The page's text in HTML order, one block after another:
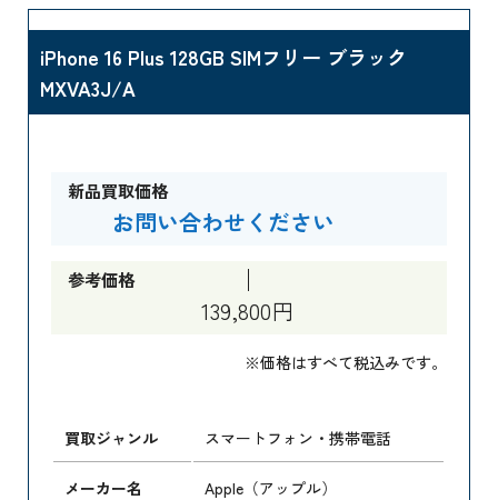
iPhone 16 Plus 128GB SIMフリー ブラック
MXVA3J/A
新品買取価格
お問い合わせください
参考価格
139,800円
※価格はすべて税込みです。
買取ジャンル スマートフォン・携帯電話
メーカー名 Apple（アップル）